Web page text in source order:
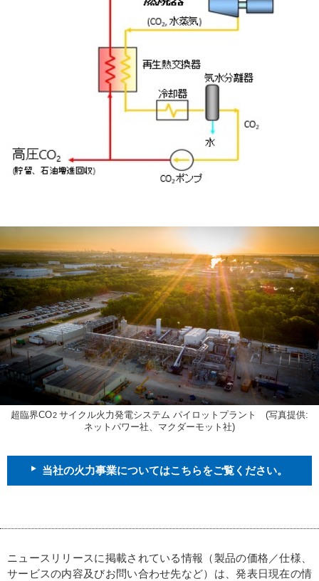
超臨界CO2 サイクル火力発電システム パイロットプラント (写真提供:
ネットパワー社、マクダーモット社)
当社の火力事業についてはこちらをご覧ください。
ニュースリリースに掲載されている情報（製品の価格／仕様、
サービスの内容及びお問い合わせ先など）は、発表日現在の情